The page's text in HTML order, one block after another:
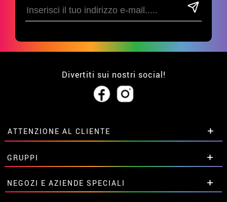
Divertiti sui nostri social!
ATTENZIONE AL CLIENTE
• Su di noi
• Condizioni di vendita
• Avviso legale privacy
• Attenzione al cliente
GRUPPI
Sconti speciali per gruppi.
Contattaci qui
NEGOZI E AZIENDE SPECIALI